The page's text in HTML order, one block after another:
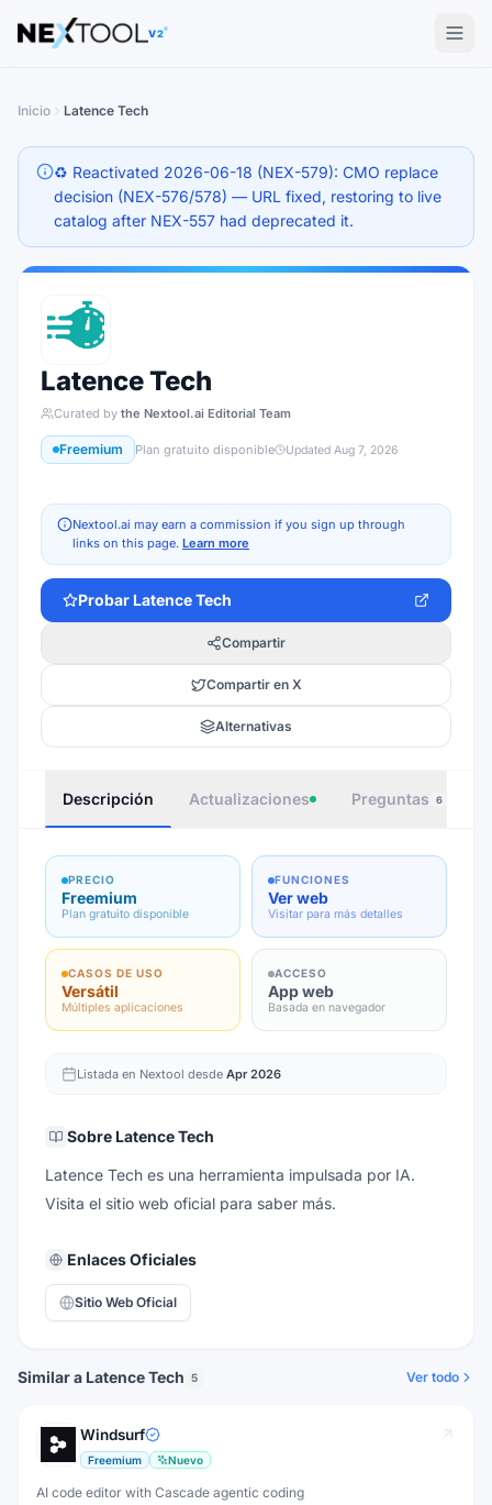
The AI tools directory — Find the Best AI Tools
V2
Inicio Latence Tech
♻️ Reactivated 2026-06-18 (NEX-579): CMO replace
decision (NEX-576/578) — URL fixed, restoring to live
catalog after NEX-557 had deprecated it.
Latence Tech
Curated by the Nextool.ai Editorial Team
Freemium Plan gratuito disponible Updated Aug 7, 2026
Nextool.ai may earn a commission if you sign up through
links on this page. Learn more
Probar Latence Tech
Compartir
Compartir en X
Alternativas
Descripción Actualizaciones Preguntas 6
PRECIO
Freemium
Plan gratuito disponible
FUNCIONES
Ver web
Visitar para más detalles
CASOS DE USO
Versátil
Múltiples aplicaciones
ACCESO
App web
Basada en navegador
Listada en Nextool desde Apr 2026
Sobre Latence Tech
Latence Tech es una herramienta impulsada por IA.
Visita el sitio web oficial para saber más.
Enlaces Oficiales
Sitio Web Oficial
Similar a Latence Tech 5 Ver todo
Windsurf
Freemium Nuevo
AI code editor with Cascade agentic coding